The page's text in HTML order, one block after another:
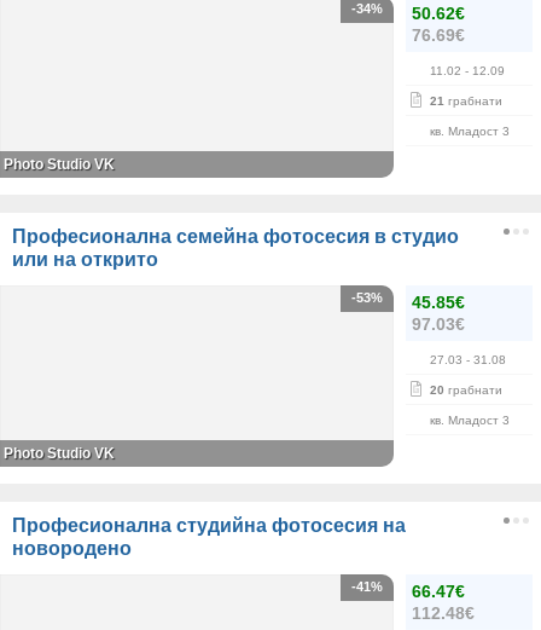
50.62€
76.69€
11.02 - 12.09
21 грабнати
кв. Младост 3
-34%
Photo Studio VK
Професионална семейна фотосесия в студио
или на открито
45.85€
97.03€
27.03 - 31.08
20 грабнати
кв. Младост 3
-53%
Photo Studio VK
Професионална студийна фотосесия на
новородено
66.47€
112.48€
-41%